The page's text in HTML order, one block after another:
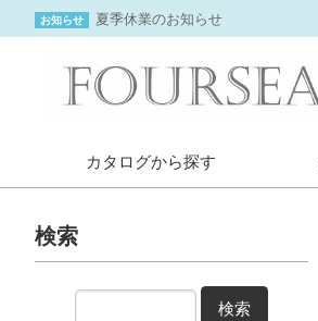
お知らせ 夏季休業のお知らせ
カタログから探す
検索
検索